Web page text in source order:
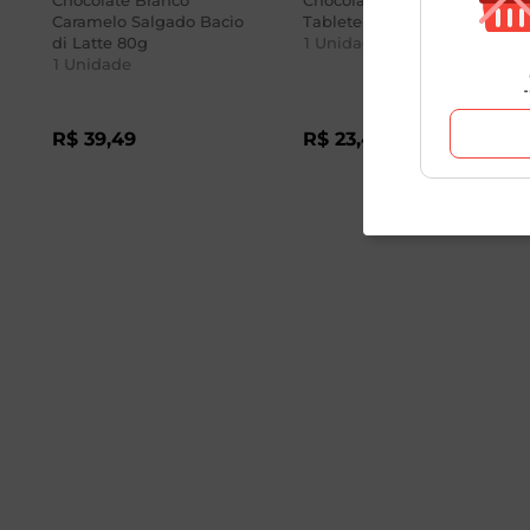
Caramelo Salgado Bacio
di Latte 80g
1 Unidade
R$ 39,49
Tablete 40g
1 Unidade
R$ 23,49